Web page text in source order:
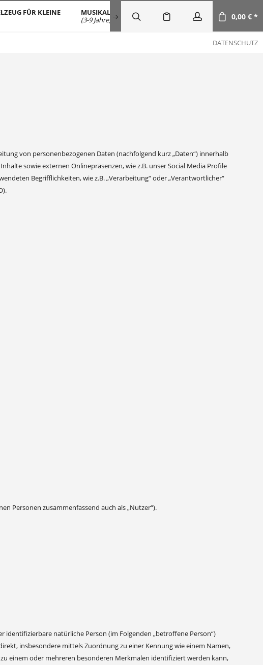
FÜR KLEINE
MUSIKALISCHE FRÜHERZIEHUNG
(3-9 Jahre)
SALE 0,00 € *
DATENSCHUTZ
von personenbezogenen Daten (nachfolgend kurz „Daten“) innerhalb
sowie externen Onlinepräsenzen, wie z.B. unser Social Media Profile
Begrifflichkeiten, wie z.B. „Verarbeitung“ oder „Verantwortlicher“
Personen zusammenfassend auch als „Nutzer“).
identifizierbare natürliche Person (im Folgenden „betroffene Person“)
insbesondere mittels Zuordnung zu einer Kennung wie einem Namen,
einem oder mehreren besonderen Merkmalen identifiziert werden kann,